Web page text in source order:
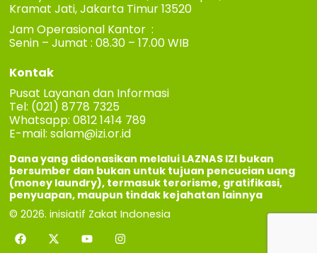
Kramat Jati, Jakarta Timur 13520
Jam Operasional Kantor :
Senin – Jumat : 08.30 – 17.00 WIB
Kontak
Pusat Layanan dan Informasi
Tel: (021) 8778 7325
Whatsapp: 0812 1414 789
E-mail:salam@izi.or.id
Dana yang didonasikan melalui LAZNAS IZI bukan
bersumber dan bukan untuk tujuan pencucian uang
(money laundry), termasuk terorisme, gratifikasi,
penyuapan, maupun tindak kejahatan lainnya
© 2026. inisiatif Zakat Indonesia